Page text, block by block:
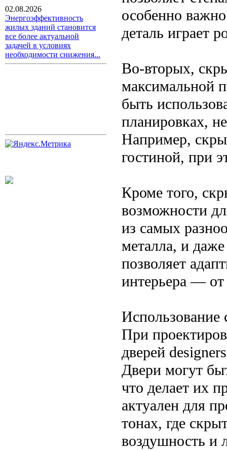
02.08.2026
Энергоэффективность
жилых зданий становится
все более актуальной
задачей в условиях
необходимости снижения...
особенно
деталь играет
Во-вторых,
максимальной
быть
планировках,
Например,
гостиной, при
Кроме того,
возможности
из самых
металла, и
позволяет
интерьера — от
Использование
При
дверей
Двери могут
что делает их
актуален для
тонах, где
воздушность и